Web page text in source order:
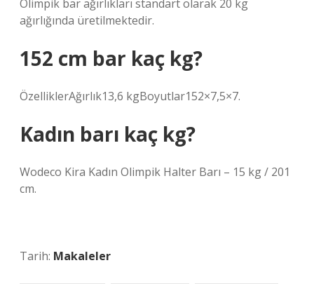
Olimpik bar ağırlıkları standart olarak 20 kg
ağırlığında üretilmektedir.
152 cm bar kaç kg?
ÖzelliklerAğırlık13,6 kgBoyutlar152×7,5×7.
Kadın barı kaç kg?
Wodeco Kira Kadın Olimpik Halter Barı – 15 kg / 201
cm.
Tarih: Makaleler